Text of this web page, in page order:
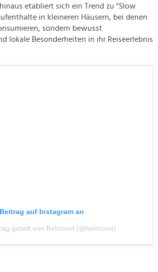
etabliert sich ein Trend zu "Slow
in kleineren Häusern, bei denen
sondern bewusst
lokale Besonderheiten in ihr Reiseerlebnis
auf Instagram an
geteilt von Belmond (@belmond)